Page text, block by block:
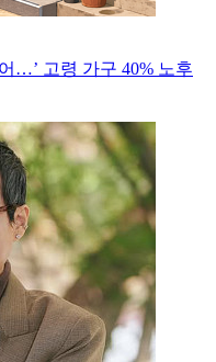
…’ 고령 가구 40% 노후